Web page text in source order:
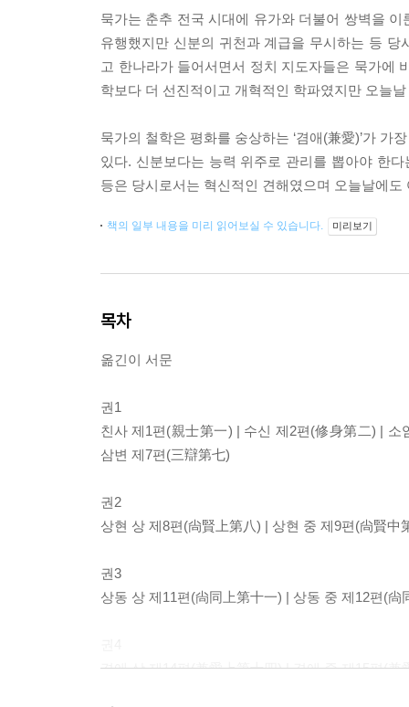
묵가는 춘추 전국 시대에 유가와 더불어 쌍벽을
유행했지만 신분의 귀천과 계급을 무시하는 등
고 한나라가 들어서면서 정치 지도자들은 묵가에
학보다 더 선진적이고 개혁적인 학파였지만 오늘
묵가의 철학은 평화를 숭상하는 ‘겸애(兼愛)’가 가
있다. 신분보다는 능력 위주로 관리를 뽑아야 한
등은 당시로서는 혁신적인 견해였으며 오늘날에
책의 일부 내용을 미리 읽어보실 수 있습니다. 미리보기
목차
옮긴이 서문
권1
친사 제1편(親士第一) | 수신 제2편(修身第二) |
삼변 제7편(三辯第七)
권2
상현 상 제8편(尙賢上第八) | 상현 중 제9편(尙賢中
권3
상동 상 제11편(尙同上第十一) | 상동 중 제12편(
겸애 상 제14편(兼愛上第十四) | 겸애 중 제15편(